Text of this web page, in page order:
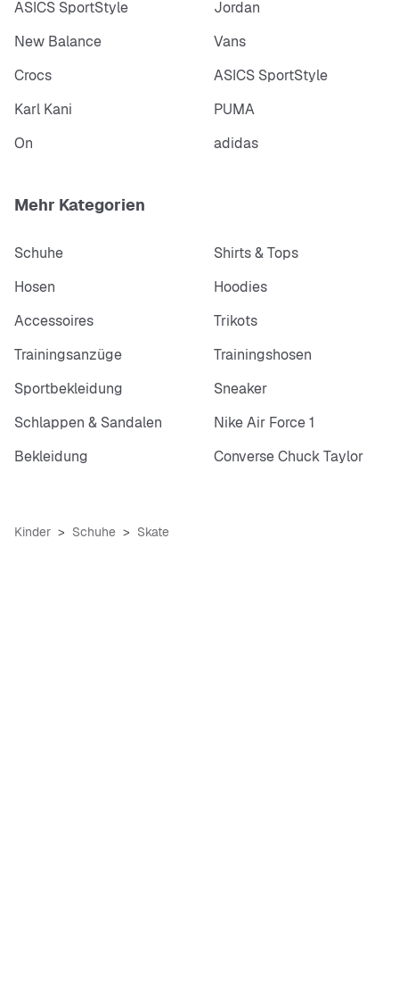
ASICS SportStyle
Jordan
New Balance
Vans
Crocs
ASICS SportStyle
Karl Kani
PUMA
On
adidas
Mehr Kategorien
Schuhe
Shirts & Tops
Hosen
Hoodies
Accessoires
Trikots
Trainingsanzüge
Trainingshosen
Sportbekleidung
Sneaker
Schlappen & Sandalen
Nike Air Force 1
Bekleidung
Converse Chuck Taylor
Kinder Schuhe Skate